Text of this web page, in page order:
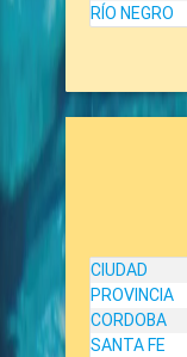
RÍO NEGRO
CIUDAD
PROVINCIA
CORDOBA
SANTA FE